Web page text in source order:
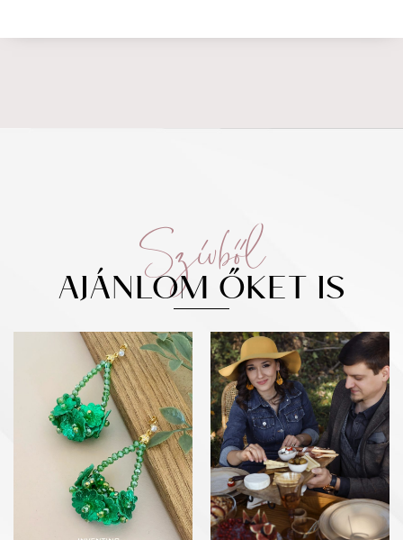
Szívből
AJÁNLOM ŐKET IS